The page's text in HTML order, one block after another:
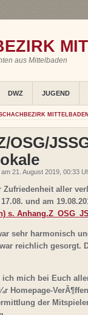
aus Mittelbaden
DWZ JUGEND
OSG/
am 21. August 2019, 00:33
aller
und am
s. Anhang
sehr harmonisch
reichlich gesorgt.
ich mich bei Euch
Homepage-
der